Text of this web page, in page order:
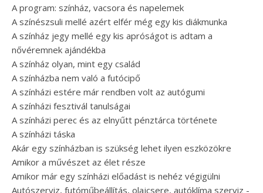
A program: színház, vacsora és napelemek
A színészsuli mellé azért elfér még egy kis diákmunka
A színház jegy mellé egy kis apróságot is adtam a
nővéremnek ajándékba
A színház olyan, mint egy család
A színházba nem való a futócipő
A színházi estére már rendben volt az autógumi
A színházi fesztivál tanulságai
A színházi perec és az elnyűtt pénztárca története
A színházi táska
Akár egy színházban is szükség lehet ilyen eszközökre
Amikor a művészet az élet része
Amikor már egy színházi előadást is nehéz végigülni
Autószerviz, futóműbeállítás, olajcsere, autóklíma szerviz -